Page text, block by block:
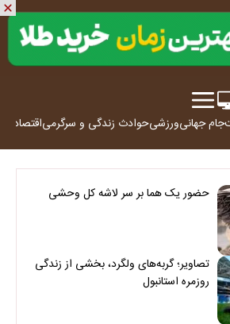
جام جهانیورزشیحوادث زندگی و سرگرمیاقتصاد
حضور یک هما بر سر لاشه‌ کل وحشی
تصاویر؛ گربه‌های ولگرد، بخشی از زندگی
روزمره استانبول